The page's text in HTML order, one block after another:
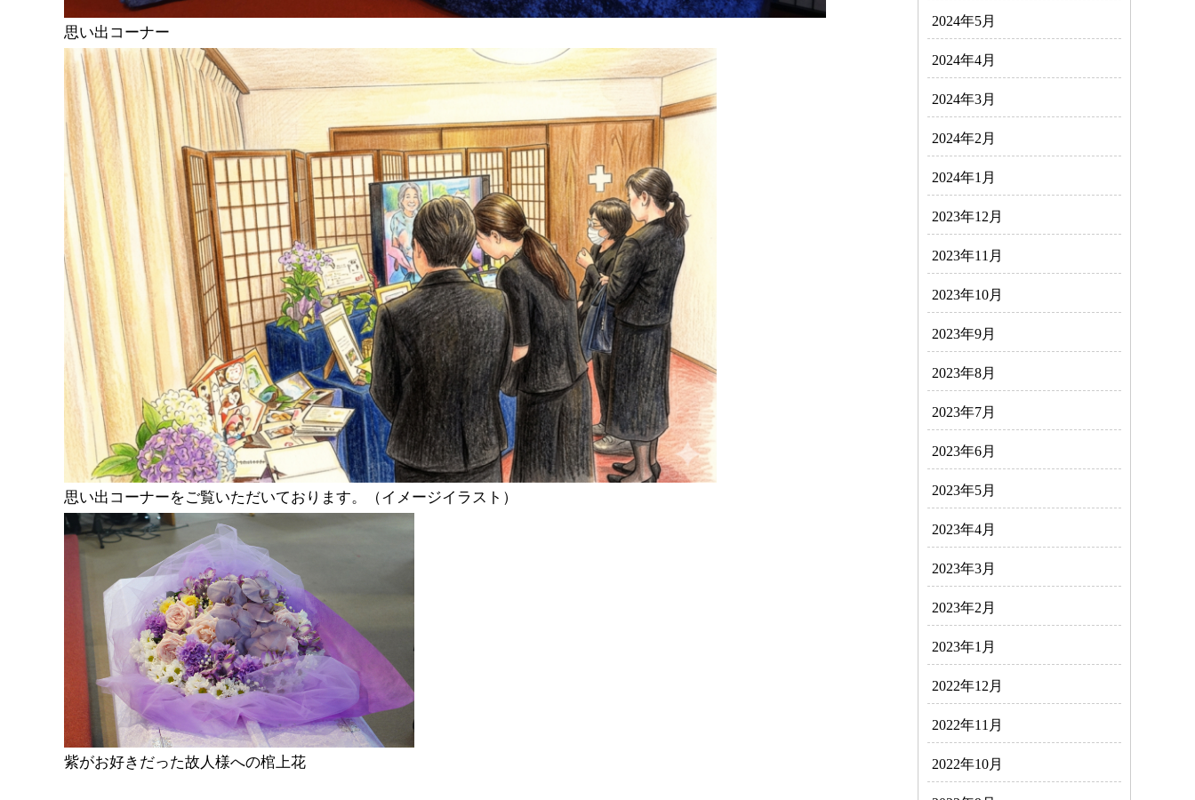
思い出コーナー
思い出コーナーをご覧いただいております。（イメージイラスト）
紫がお好きだった故人様への棺上花
2024年5月
2024年4月
2024年3月
2024年2月
2024年1月
2023年12月
2023年11月
2023年10月
2023年9月
2023年8月
2023年7月
2023年6月
2023年5月
2023年4月
2023年3月
2023年2月
2023年1月
2022年12月
2022年11月
2022年10月